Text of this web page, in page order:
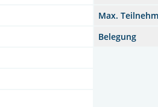
Max.
Belegung